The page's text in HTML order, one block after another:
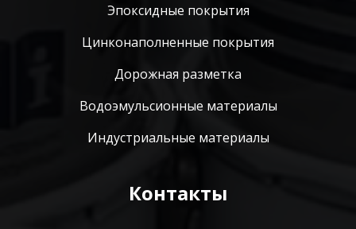
Эпоксидные покрытия
Цинконаполненные покрытия
Дорожная разметка
Водоэмульсионные материалы
Индустриальные материалы
Контакты